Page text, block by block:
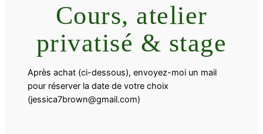
Cours, atelier
privatisé & stage
Après achat (ci-dessous), envoyez-moi un mail
pour réserver la date de votre choix
(jessica7brown@gmail.com)